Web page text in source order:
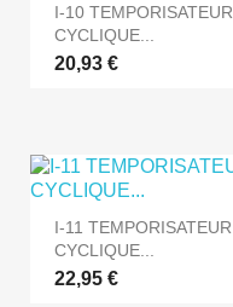
I-10 TEMPORISATEUR
CYCLIQUE...
20,93 €
I-11 TEMPORISATEUR
CYCLIQUE...
22,95 €